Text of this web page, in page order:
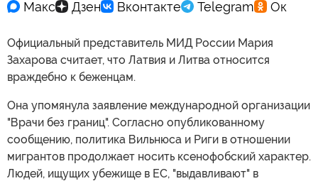
Официальный представитель МИД России Мария
Захарова считает, что Латвия и Литва относится
враждебно к беженцам.
Она упомянула заявление международной организации
"Врачи без границ". Согласно опубликованному
сообщению, политика Вильнюса и Риги в отношении
мигрантов продолжает носить ксенофобский характер.
Людей, ищущих убежище в ЕС, "выдавливают" в